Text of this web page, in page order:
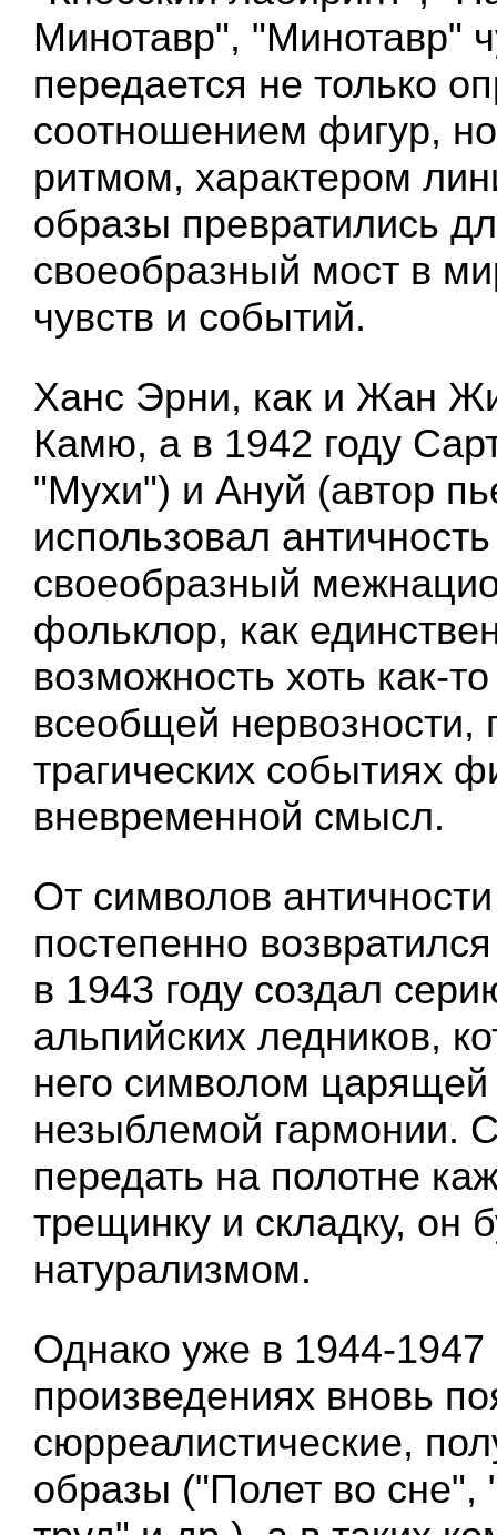
Минотавр", "Минотавр"
передается не только
соотношением фигур,
ритмом, характером
образы превратились
своеобразный мост в
чувств и событий.
Ханс Эрни, как и Жан
Камю, а в 1942 году
"Мухи") и Ануй (автор
использовал античность
своеобразный
фольклор, как
возможность хоть как-
всеобщей нервозности,
трагических событиях
вневременной смысл.
От символов
постепенно
в 1943 году создал
альпийских ледников,
него символом
незыблемой гармонии.
передать на полотне
трещинку и складку, он
натурализмом.
Однако уже в 1944-1947
произведениях вновь
сюрреалистические,
образы ("Полет во сне",